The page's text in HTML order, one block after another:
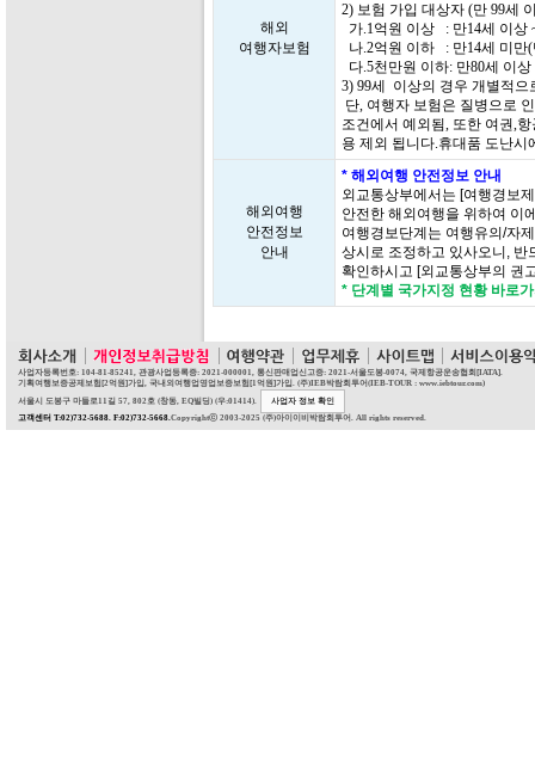
해외
여행자보험
2) 보험 가입 대상자 (만 99세
가.1억원 이상 : 만14세 이상
나.2억원 이하 : 만14세 미만
다.5천만원 이하: 만80세 이
3) 99세 이상의 경우 개별적
단, 여행자 보험은 질병으로
조건에서 예외됨, 또한 여권,
용 제외 됩니다.휴대품 도난
해외여행
안전정보
안내
* 해외여행 안전정보 안내
외교통상부에서는 [여행경보
안전한 해외여행을 위하여 이
여행경보단계는 여행유의/자
상시로 조정하고 있사오니, 반
확인하시고 [외교통상부의 권
* 단계별 국가지정 현황 바로
사업자등록번호: 104-81-85241, 관광사업등록증: 2021-000001, 통신판매업신고증: 2021-서울도봉-0074, 국제항공운송협회[IATA].
기획여행보증공제보험[2억원]가입, 국내외여행업영업보증보험[1억원]가입. (주)IEB박람회투어(IEB-TOUR : www.iebtour.com)
서울시 도봉구 마들로11길 57, 802호 (창동, EQ빌딩) (우:01414).
사업자 정보 확인
고객센터 T:02)732-5688. F:02)732-5668.Copyrightⓒ 2003-2025 (주)아이이비박람회투어. All rights reserved.